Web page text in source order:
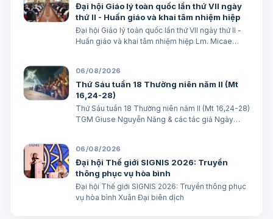
Đại hội Giáo lý toàn quốc lần thứ VII ngày
thứ II - Huấn giáo và khai tâm nhiệm hiệp
Đại hội Giáo lý toàn quốc lần thứ VII ngày thứ II -
Huấn giáo và khai tâm nhiệm hiệp Lm. Micae
06/08/2026
Thứ Sáu tuần 18 Thường niên năm II (Mt
16,24-28)
Thứ Sáu tuần 18 Thường niên năm II (Mt 16,24-28)
TGM Giuse Nguyễn Năng & các tác giả Ngày
6-7 “Khốn cho thành khát má…
06/08/2026
Đại hội Thế giới SIGNIS 2026: Truyền
thông phục vụ hòa bình
Đại hội Thế giới SIGNIS 2026: Truyền thông phục
vụ hòa bình Xuân Đại biên dịch